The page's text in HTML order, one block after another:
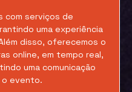
com serviços de
uma experiência
disso, oferecemos o
online, em tempo real,
uma comunicação
o evento.